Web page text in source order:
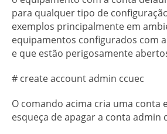
para qualquer tipo de
exemplos principalmente em
equipamentos configurados com
e que estão perigosamente
# create account admin ccuec
O comando acima cria uma conta
esqueça de apagar a conta admin